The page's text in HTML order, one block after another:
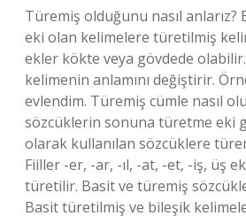
Türemiş olduğunu nasıl
eki olan kelimelere türetilmiş
ekler kökte veya gövdede
kelimenin anlamını değiştirir.
evlendim. Türemiş cümle nasıl
sözcüklerin sonuna türetme eki
olarak kullanılan sözcüklere
Fiiller -er, -ar, -ıl, -at, -et, -iş, üş
türetilir. Basit ve türemiş
Basit türetilmiş ve bileşik